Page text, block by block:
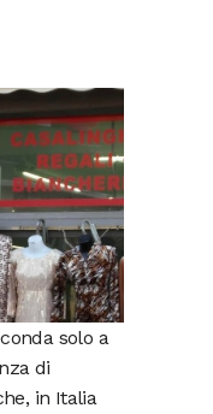
solo a
di
in Italia